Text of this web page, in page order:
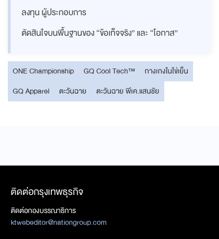
ลงทุน ผู้ประกอบการ
ตัดสินใจบนพื้นฐานของ “ข้อเท็จจริง” และ “โอกาส”
ONE Championship GQ Cool Tech™
กางเกงในไข่เย็น
GQ Apparel
ตะวันฉาย ตะวันฉาย พีเค.แสนชัย
ติดต่อกรุงเทพธุรกิจ
ติดต่อกองบรรณาธิการ
ktwebeditor@nationgroup.com